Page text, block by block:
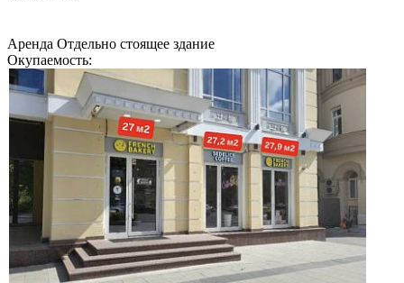
Аренда Отдельно стоящее здание
Окупаемость: